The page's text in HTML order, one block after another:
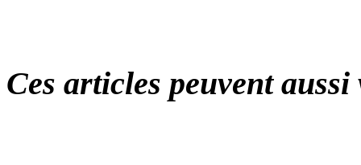
Ces articles peuvent